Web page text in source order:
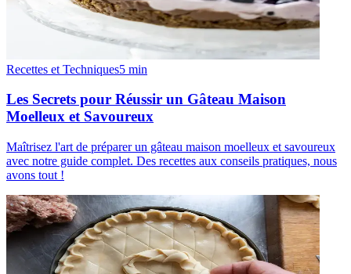
Recettes et Techniques5 min
Les Secrets pour Réussir un Gâteau Maison
Moelleux et Savoureux
Maîtrisez l'art de préparer un gâteau maison moelleux et savoureux
avec notre guide complet. Des recettes aux conseils pratiques, nous
avons tout !